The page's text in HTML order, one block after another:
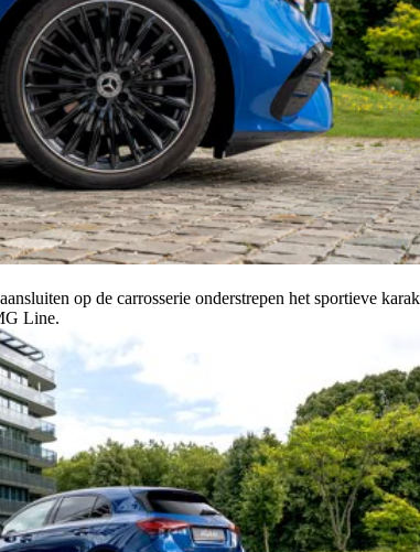
op de carrosserie onderstrepen het sportieve
Line.